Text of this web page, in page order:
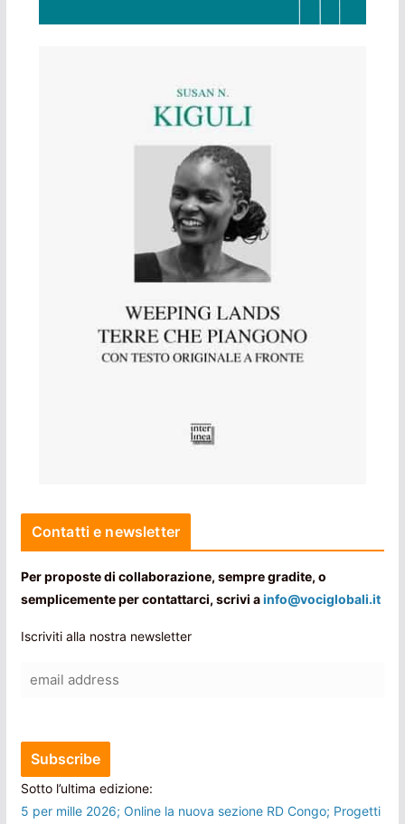
Contatti e newsletter
Per proposte di collaborazione, sempre gradite, o
semplicemente per contattarci, scrivi ainfo@vociglobali.it
Iscriviti alla nostra newsletter
Sotto l’ultima edizione:
5 per mille 2026; Online la nuova sezione RD Congo; Progetti